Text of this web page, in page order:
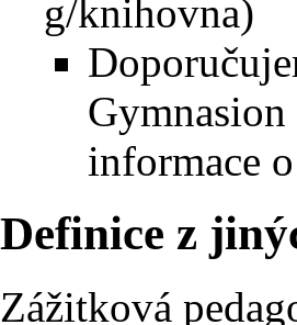
informace
Definice z
Zážitková